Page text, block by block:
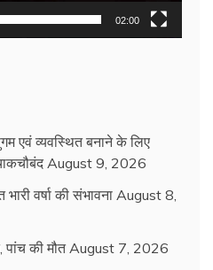
02:00
एवं व्यवस्थित बनाने के लिए
August 9, 2026
वर्षा की संभावना August 8,
पांच की मौत August 7, 2026